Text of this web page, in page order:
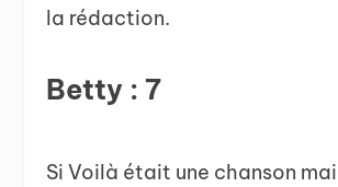
la rédaction.
Betty : 7
Si Voilà était une chanson